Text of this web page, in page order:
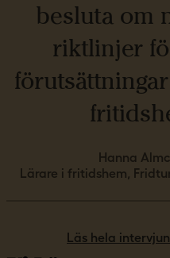
besluta om
riktlinjer
Hanna
Lärare i fritidshem,
Läs hela